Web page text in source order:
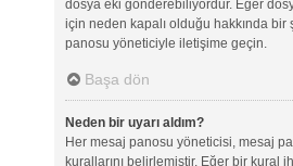
dosya eki gönderebiliyordur. Eğer
için neden kapalı olduğu hakkında
panosu yöneticiyle iletişime geçin.
Başa dön
Neden bir uyarı aldım?
Her mesaj panosu yöneticisi, mesaj
kurallarını belirlemiştir. Eğer bir kural